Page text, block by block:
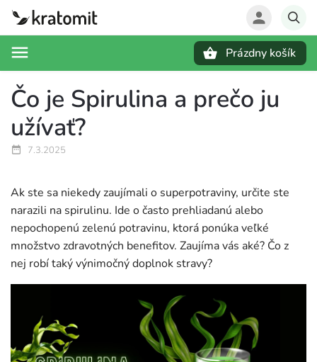
Prázdny košík
Čo je Spirulina a prečo ju
užívať?
7.3.2025
Ak ste sa niekedy zaujímali o superpotraviny, určite ste
narazili na spirulinu. Ide o často prehliadanú alebo
nepochopenú zelenú potravinu, ktorá ponúka veľké
množstvo zdravotných benefitov. Zaujíma vás aké? Čo z
nej robí taký výnimočný doplnok stravy?